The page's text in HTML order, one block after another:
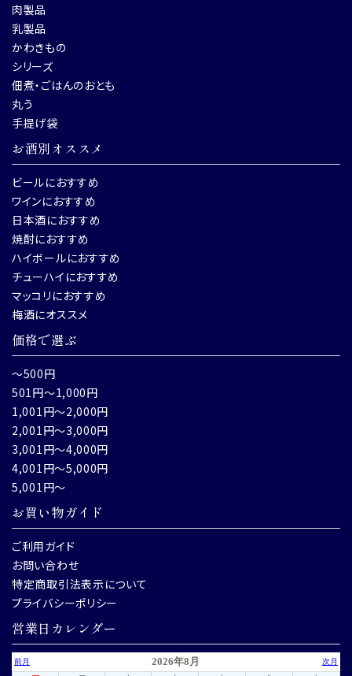
肉製品
乳製品
かわきもの
シリーズ
佃煮・ごはんのおとも
丸う
手提げ袋
お酒別オススメ
ビールにおすすめ
ワインにおすすめ
日本酒におすすめ
焼酎におすすめ
ハイボールにおすすめ
チューハイにおすすめ
マッコリにおすすめ
梅酒にオススメ
価格で選ぶ
～500円
501円～1,000円
1,001円～2,000円
2,001円～3,000円
3,001円～4,000円
4,001円～5,000円
5,001円～
お買い物ガイド
ご利用ガイド
お問い合わせ
特定商取引法表示について
プライバシーポリシー
営業日カレンダー